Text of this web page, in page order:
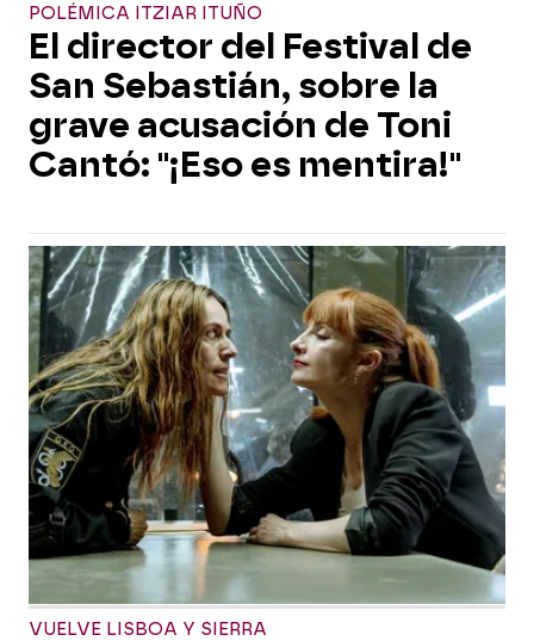
POLÉMICA ITZIAR ITUÑO
El director del Festival de
San Sebastián, sobre la
grave acusación de Toni
Cantó: "¡Eso es mentira!"
VUELVE LISBOA Y SIERRA